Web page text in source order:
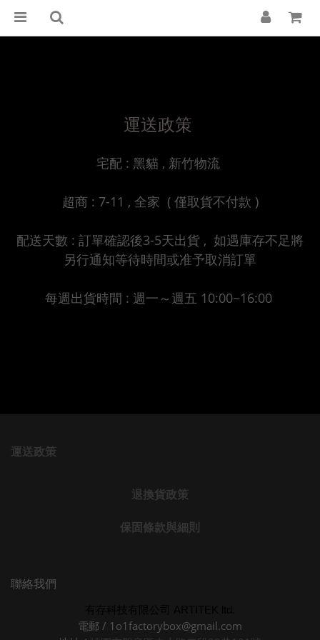
運送政策
宅配 : 黑貓 , 新竹物流
超商 : 7-11 , 全家 ( 僅取貨不付款 )
配送天數 : 訂單確認後3-5天出貨 , 如遇庫存不足將
另行通知等待時間或准予取消訂單
每週出貨時間 : 週一～週五 10:00~16:00
運送政策
退換貨政策
保固條款與細則
聯絡我們
電郵 / 1o1factorybox@gmail.com